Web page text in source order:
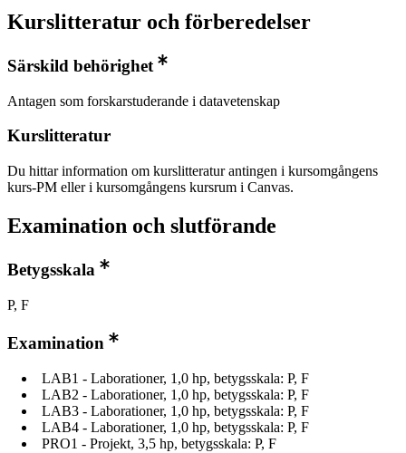
Kurslitteratur och förberedelser
Särskild behörighet
Antagen som forskarstuderande i datavetenskap
Kurslitteratur
Du hittar information om kurslitteratur antingen i kursomgångens
kurs-PM eller i kursomgångens kursrum i Canvas.
Examination och slutförande
Betygsskala
P, F
Examination
LAB1 - Laborationer, 1,0 hp, betygsskala: P, F
LAB2 - Laborationer, 1,0 hp, betygsskala: P, F
LAB3 - Laborationer, 1,0 hp, betygsskala: P, F
LAB4 - Laborationer, 1,0 hp, betygsskala: P, F
PRO1 - Projekt, 3,5 hp, betygsskala: P, F